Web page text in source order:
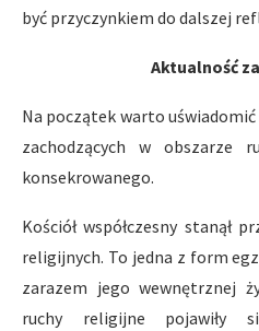
być przyczynkiem do dalszej
Aktualność
Na początek warto
zachodzących w obszarze
konsekrowanego.
Kościół współczesny stanął
religijnych. To jedna z form
zarazem jego wewnętrznej
ruchy religijne pojawiły